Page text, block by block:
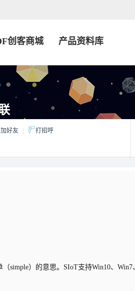
创客商城 产品资料库
加好友 打招呼
simple）的意思。SIoT支持Win10、Win7